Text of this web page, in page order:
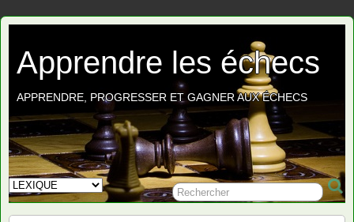
Apprendre les échecs
APPRENDRE, PROGRESSER ET GAGNER AUX ÉCHECS